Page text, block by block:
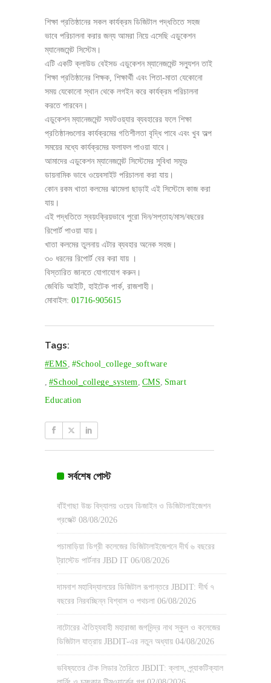
শিক্ষা প্রতিষ্ঠানের সকল কার্যক্রম ডিজিটাল পদ্ধতিতে সহজ
ভাবে পরিচালনা করার জন্য আমরা নিয়ে এসেছি এডুকেশন
ম্যানেজমেন্ট সিস্টেম।
এটি একটি ক্লাউড বেইসড এডুকেশন ম্যানেজমেন্ট সল্যুশন তাই
শিক্ষা প্রতিষ্ঠানের শিক্ষক, শিক্ষার্থী এবং পিতা-মাতা যেকোনো
সময় যেকোনো স্থান থেকে লগইন করে কার্যক্রম পরিচালনা
করতে পারবেন।
এডুকেশন ম্যানেজমেন্ট সফটওয়্যার ব্যবহারের ফলে শিক্ষা
প্রতিষ্ঠানগুলোর কার্যক্রমের গতিশীলতা বৃদ্ধি পাবে এবং খুব অল্প
সময়ের মধ্যে কার্যক্রমের ফলাফল পাওয়া যাবে।
আমাদের এডুকেশন ম্যানেজমেন্ট সিস্টেমের সুবিধা সমূহঃ
ডায়নামিক ভাবে ওয়েবসাইট পরিচালনা করা যায়।
কোন রকম খাতা কলমের ঝামেলা ছাড়াই এই সিস্টেমে কাজ করা
যায়।
এই পদ্ধতিতে স্বয়ংক্রিয়ভাবে পুরো দিন/সপ্তাহ/মাস/বছরের
রিপোর্ট পাওয়া যায়।
খাতা কলমের তুলনায় এটার ব্যবহার অনেক সহজ।
৩০ ধরনের রিপোর্ট বের করা যায় ।
বিস্তারিত জানতে যোগাযোগ করুন।
জেবিডি আইটি, হাইটেক পার্ক, রাজশাহী।
মোবাইল: 01716-905615
Tags:
#EMS #school_college_software
#school_college_system CMS Smart
Education
সর্বশেষ পোস্ট
বাঁইগাছা উচ্চ বিদ্যালয় ওয়েব ডিজাইন ও ডিজিটালাইজেশন
প্রজেক্ট 08/08/2026
পচামাড়িয়া ডিগ্রী কলেজের ডিজিটালাইজেশনে দীর্ঘ ৬ বছরের
ট্রাস্টেড পার্টনার JBD IT 06/08/2026
দামনাশ মহাবিদ্যালয়ের ডিজিটাল রূপান্তরে JBDIT: দীর্ঘ ৭
বছরের নিরবচ্ছিন্ন বিশ্বাস ও পথচলা 06/08/2026
নাটোরের ঐতিহ্যবাহী মহারাজা জগদিন্দ্র নাথ স্কুল ও কলেজের
ডিজিটাল যাত্রায় JBDIT-এর নতুন অধ্যায় 04/08/2026
ভবিষ্যতের টেক লিডার তৈরিতে JBDIT: ক্লাস, প্র্যাকটিক্যাল